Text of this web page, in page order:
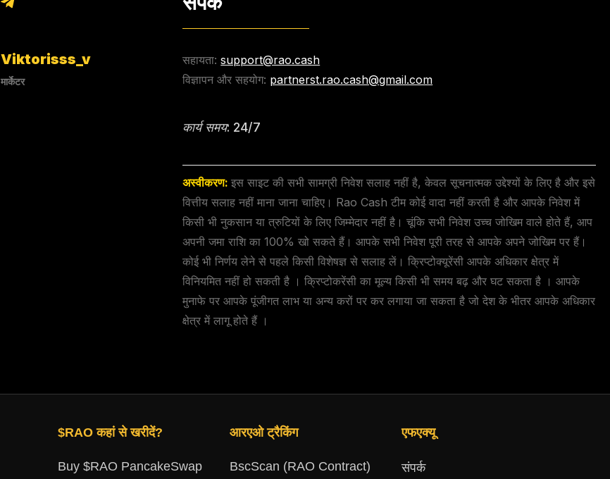
Viktorisss_v
मार्केटर
सहायता: support@rao.cash
विज्ञापन और सहयोग: partnerst.rao.cash@gmail.com
कार्य समय: 24/7
अस्वीकरण:इस साइट की सभी सामग्री निवेश सलाह नहीं है, केवल सूचनात्मक उद्देश्यों के लिए है और इसे
वित्तीय सलाह नहीं माना जाना चाहिए। Rao Cash टीम कोई वादा नहीं करती है और आपके निवेश में
किसी भी नुकसान या त्रुटियों के लिए जिम्मेदार नहीं है। चूंकि सभी निवेश उच्च जोखिम वाले होते हैं, आप
अपनी जमा राशि का 100% खो सकते हैं। आपके सभी निवेश पूरी तरह से आपके अपने जोखिम पर हैं।
कोई भी निर्णय लेने से पहले किसी विशेषज्ञ से सलाह लें। क्रिप्टोक्यूरेंसी आपके अधिकार क्षेत्र में
विनियमित नहीं हो सकती है । क्रिप्टोकरेंसी का मूल्य किसी भी समय बढ़ और घट सकता है । आपके
मुनाफे पर आपके पूंजीगत लाभ या अन्य करों पर कर लगाया जा सकता है जो देश के भीतर आपके अधिकार
क्षेत्र में लागू होते हैं ।
$RAO कहां से खरीदें?
Buy $RAO PancakeSwap
आरएओ ट्रैकिंग
BscScan (RAO Contract)
एफएक्यू
संपर्क